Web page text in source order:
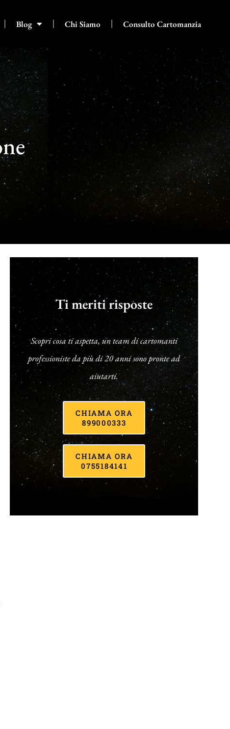
Blog Chi Siamo Consulto Cartomanzia
Ti meriti risposte
Scopri cosa ti aspetta, un team di cartomanti
professioniste da più di 20 anni sono pronte ad
aiutarti.
CHIAMA ORA
899000333
CHIAMA ORA
0755184141